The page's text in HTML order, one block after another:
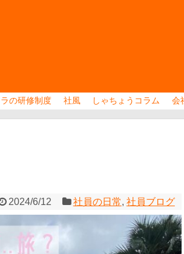
の研修制度 社風 しゃちょうコラム 会
2024/6/12 社員の日常, 社員ブログ